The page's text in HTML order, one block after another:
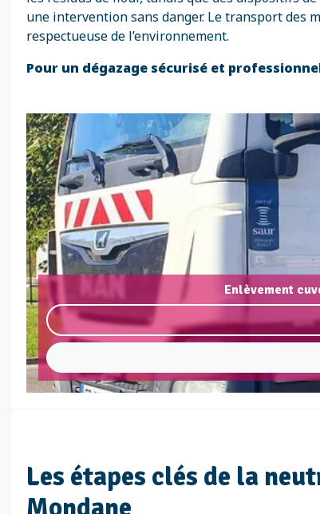
une intervention sans danger. Le transport des
respectueuse de l’environnement.
Pour un dégazage sécurisé et
Enlèvement
Les étapes clés de la